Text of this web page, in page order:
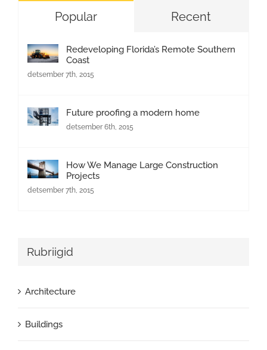
Popular Recent
Redeveloping Florida’s Remote Southern
Coast
detsember 7th, 2015
Future proofing a modern home
detsember 6th, 2015
How We Manage Large Construction
Projects
detsember 7th, 2015
Rubriigid
Architecture
Buildings